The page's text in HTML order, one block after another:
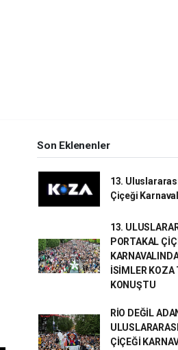
Son Eklenenler
13.
Çiçeği
13.
PORTAKAL
İSİMLER KOZA
KONUŞTU
RİO DEĞİL
ÇİÇEĞİ